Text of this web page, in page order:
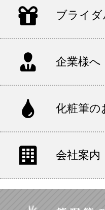
ブライ
企業様へ
化粧筆の
会社案内